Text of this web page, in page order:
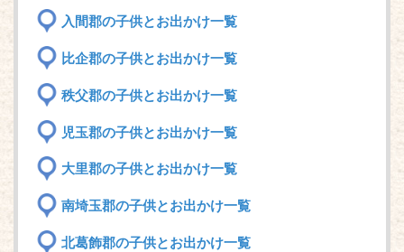
入間郡の子供とお出かけ一覧
比企郡の子供とお出かけ一覧
秩父郡の子供とお出かけ一覧
児玉郡の子供とお出かけ一覧
大里郡の子供とお出かけ一覧
南埼玉郡の子供とお出かけ一覧
北葛飾郡の子供とお出かけ一覧